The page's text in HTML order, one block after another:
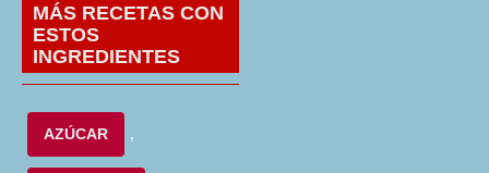
MÁS RECETAS CON
ESTOS
INGREDIENTES
AZÚCAR ,